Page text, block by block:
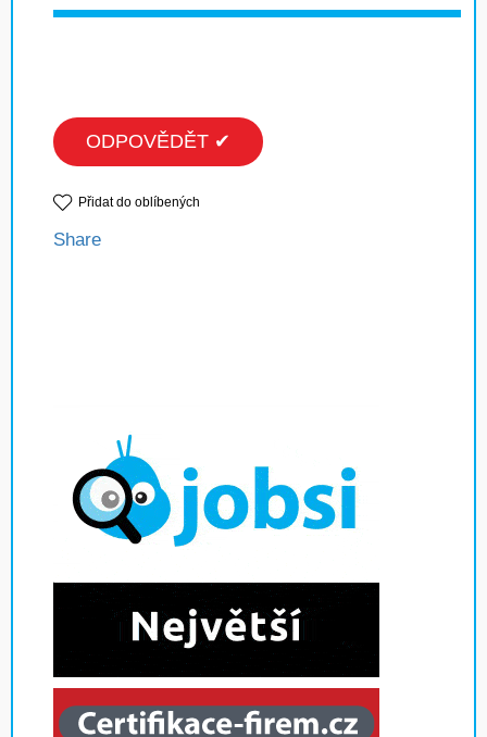
ODPOVĚDĚT ✔
Přidat do oblíbených
Share